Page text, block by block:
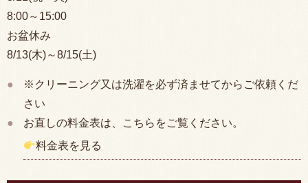
8:00～15:00
お盆休み
8/13(木)～8/15(土)
※クリーニング又は洗濯を必ず済ませてからご依頼くだ
さい
お直しの料金表は、こちらをご覧ください。
料金表を見る